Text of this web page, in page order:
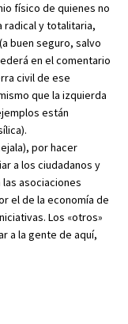
físico de quienes no
radical y totalitaria,
buen seguro, salvo
en el comentario
civil de ese
que la izquierda
están
por hacer
a los ciudadanos y
las asociaciones
el de la economía de
Los «otros»
a la gente de aquí,